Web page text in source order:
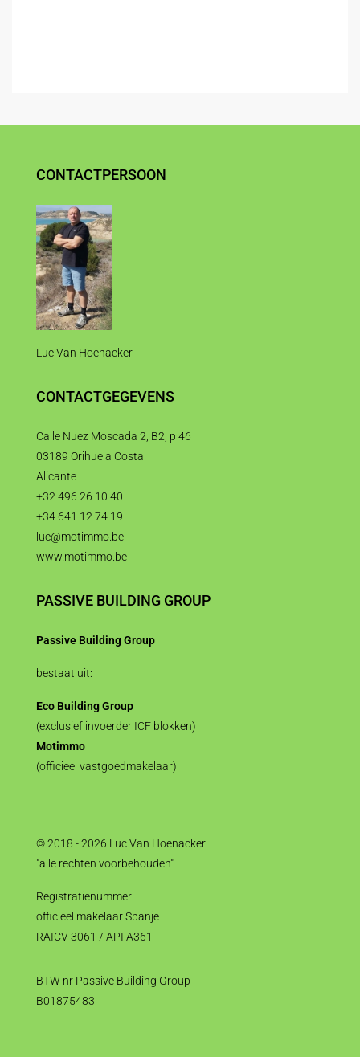
CONTACTPERSOON
Luc Van Hoenacker
CONTACTGEGEVENS
Calle Nuez Moscada 2, B2, p 46
03189 Orihuela Costa
Alicante
+32 496 26 10 40
+34 641 12 74 19
luc@motimmo.be
www.motimmo.be
PASSIVE BUILDING GROUP
Passive Building Group
bestaat uit:
Eco Building Group
(exclusief invoerder ICF blokken)
Motimmo
(officieel vastgoedmakelaar)
© 2018 - 2026 Luc Van Hoenacker
"alle rechten voorbehouden"
Registratienummer
officieel makelaar Spanje
RAICV 3061 / API A361
BTW nr Passive Building Group
B01875483